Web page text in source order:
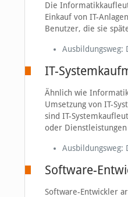
Die
Einkauf von IT-
Benutzer, die sie
IT-
Ähnlich wie
Umsetzung von IT-
sind IT-
oder
Ausbildungsweg:
Software-
Software-Entwickler